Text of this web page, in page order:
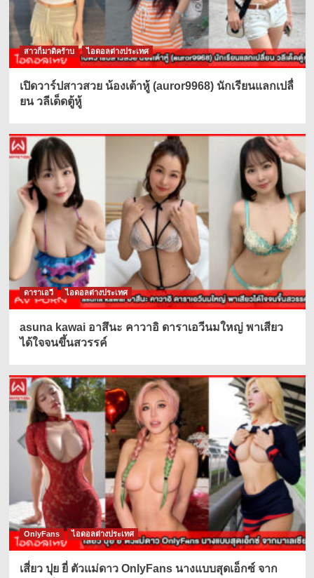
สาวก็มาดิคร้าบ ไอดอลต่างประเทศ
เปิดวาร์ปสาวสวย น้องเต้าหู้ (auror9968) นักเรียนแลกเปลื่
ยน วลีเด็ดตู้หู้
ดาราเอวี ไอดอลต่างประเทศ
asuna kawai อาสึนะ คาวาอิ ดาราเอวีนมใหญ่ พาเสียว
ได้ใจจนขึ้นสวรรค์
OnlyFans ไอดอลต่างประเทศ
เสี่ยว ปุย ยี่ ตัวแม่ดาว OnlyFans นางแบบสุดเอ็กซ์ จาก